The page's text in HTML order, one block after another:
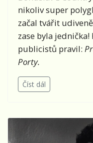
nikoliv super
začal tvářit
zase byla
publicistů pravil:
Porty.
Číst dál